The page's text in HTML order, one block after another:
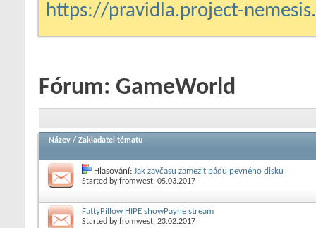
https://pravidla.project-
Fórum: GameWorld
Název / Zakladatel tématu
Hlasování: Jak zavčasu zamezit pádu pevného disku
Started byfromwest, 05.03.2017
FattyPillow HIPE showPayne stream
Started byfromwest, 23.02.2017